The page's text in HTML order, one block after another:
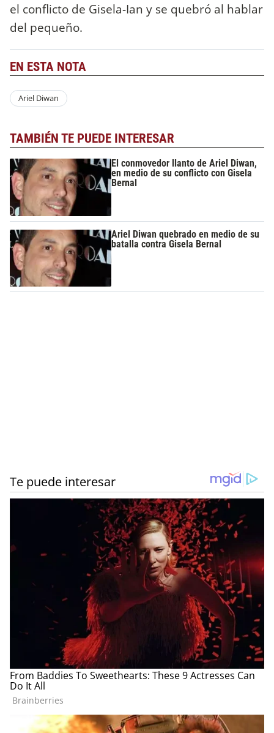
el conflicto de Gisela-Ian y se quebró al hablar
del pequeño.
EN ESTA NOTA
Ariel Diwan
TAMBIÉN TE PUEDE INTERESAR
El conmovedor llanto de Ariel Diwan,
en medio de su conflicto con Gisela
Bernal
Ariel Diwan quebrado en medio de su
batalla contra Gisela Bernal